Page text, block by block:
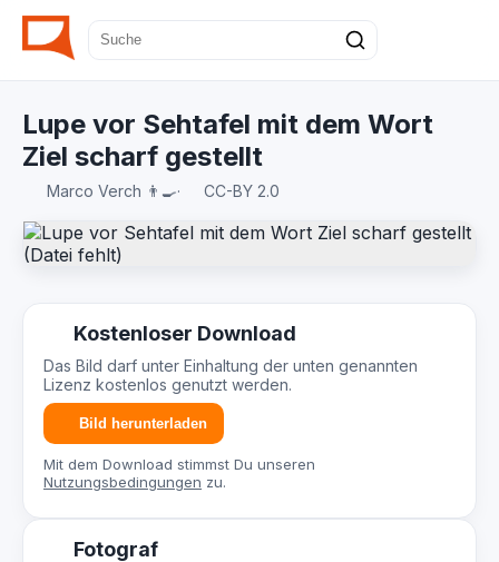
Lupe vor Sehtafel mit dem Wort
Ziel scharf gestellt
Marco Verch 👨‍🍳· CC-BY 2.0
Kostenloser Download
Das Bild darf unter Einhaltung der unten genannten
Lizenz kostenlos genutzt werden.
Bild herunterladen
Mit dem Download stimmst Du unseren
Nutzungsbedingungen zu.
Fotograf